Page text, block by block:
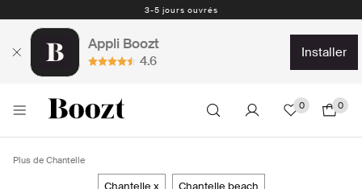
Retours faciles - 30 jours - Étiquette de retour prepayé
Appli Boozt
4.6
installer
0 0
Plus de Chantelle
chantelle x chantelle beach